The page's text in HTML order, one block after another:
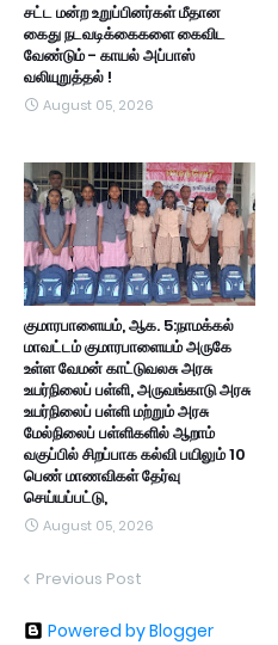
சட்ட மன்ற உறுப்பினர்கள் மீதான
கைது நடவடிக்கைகளை கைவிட
வேண்டும் - காயல் அப்பாஸ்
வலியுறுத்தல் !
August 05, 2026
குமாரபாளையம், ஆக. 5:நாமக்கல்
மாவட்டம் குமாரபாளையம் அருகே
உள்ள வேமன் காட்டுவலசு அரசு
உயர்நிலைப் பள்ளி, அருவங்காடு அரசு
உயர்நிலைப் பள்ளி மற்றும் அரசு
மேல்நிலைப் பள்ளிகளில் ஆறாம்
வகுப்பில் சிறப்பாக கல்வி பயிலும் 10
பெண் மாணவிகள் தேர்வு
செய்யப்பட்டு,
August 05, 2026
Previous Post
Powered by Blogger